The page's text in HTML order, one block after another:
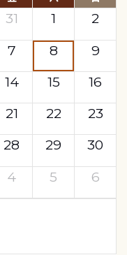
31 1
2
7 8
9
14 15
16
21 22
23
28 29
30
4 5 6